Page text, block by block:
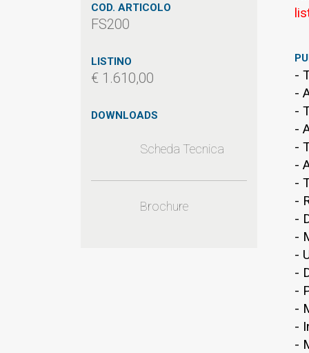
COD. ARTICOLO
FS200
LISTINO
€ 1.610,00
DOWNLOADS
Scheda Tecnica
Brochure
-
-
-
-
-
-
-
-
-
-
-
-
-
-
-
-